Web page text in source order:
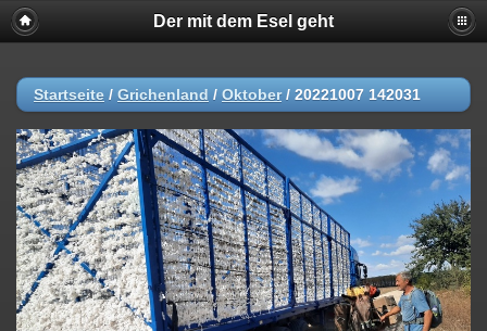
Der mit dem Esel geht
Startseite / Grichenland / Oktober/ 20221007 142031